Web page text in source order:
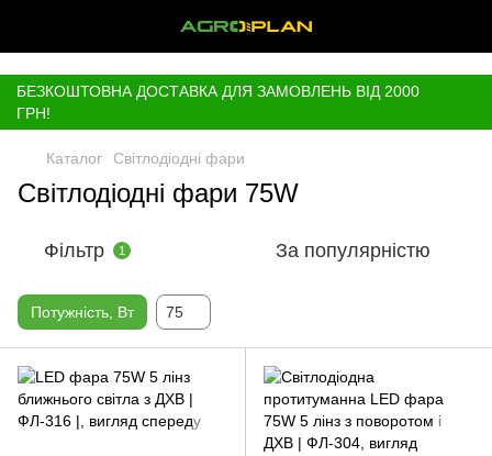
БЕЗКОШТОВНА ДОСТАВКА ДЛЯ ЗАМОВЛЕНЬ ВІД 2000
ГРН!
Каталог Світлодіодні фари
Світлодіодні фари 75W
Фільтр 1 За популярністю
Потужність, Вт 75